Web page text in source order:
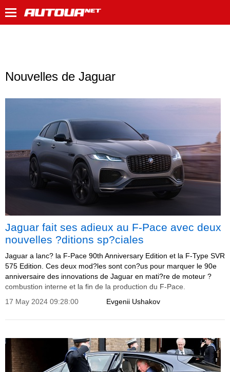
Nouvelles de Jaguar
Jaguar fait ses adieux au F-Pace avec deux
nouvelles ?ditions sp?ciales
Jaguar a lanc? la F-Pace 90th Anniversary Edition et la F-Type SVR
575 Edition. Ces deux mod?les sont con?us pour marquer le 90e
anniversaire des innovations de Jaguar en mati?re de moteur ?
combustion interne et la fin de la production du F-Pace.
Evgenii Ushakov
17 May 2024 09:28:00